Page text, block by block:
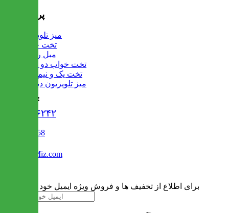
پرفروش ها
میز تلویزیون
تخت خواب
مبل راحتی
تخت خواب دو طبقه
تخت یک و نیم نفره
میز تلویزیون دیواری
تماس با ما :
۰۲۱۹۱۳۰۶۲۴۲
02122509458
Info@IranMiz.com
برای اطلاع از تخفیف ها و فروش ویژه ایمیل خود را وارد کنید